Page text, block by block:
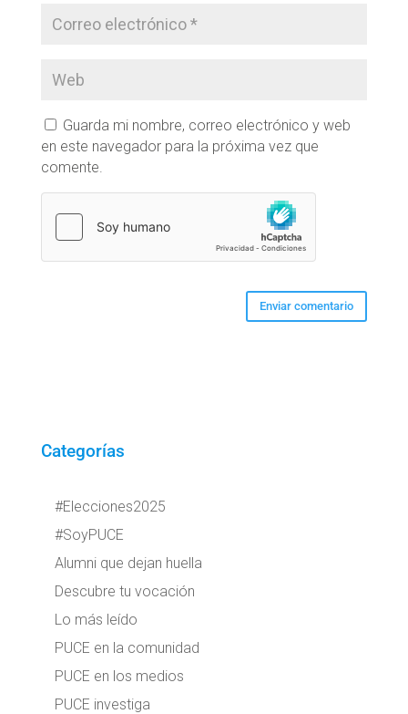
Guarda mi nombre, correo electrónico y web
en este navegador para la próxima vez que
comente.
Categorías
#Elecciones2025
#SoyPUCE
Alumni que dejan huella
Descubre tu vocación
Lo más leído
PUCE en la comunidad
PUCE en los medios
PUCE investiga